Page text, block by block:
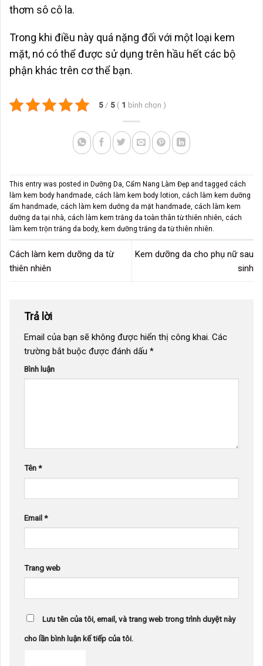
thơm sô cô la.
Trong khi điều này quá nặng đối với một loại kem
mặt, nó có thể được sử dụng trên hầu hết các bộ
phận khác trên cơ thể bạn.
5 / 5 ( 1 bình chọn )
This entry was posted in Dưỡng Da, Cẩm Nang Làm Đẹp and tagged cách
làm kem body handmade, cách làm kem body lotion, cách làm kem dưỡng
ẩm handmade, cách làm kem dưỡng da mặt handmade, cách làm kem
dưỡng da tại nhà, cách làm kem trắng da toàn thân từ thiên nhiên, cách
làm kem trộn trắng da body, kem dưỡng trắng da từ thiên nhiên.
Cách làm kem dưỡng da từ
thiên nhiên
Kem dưỡng da cho phụ nữ sau
sinh
Trả lời
Email của bạn sẽ không được hiển thị công khai. Các
trường bắt buộc được đánh dấu *
Bình luận
Tên*
Email*
Trang web
Lưu tên của tôi, email, và trang web trong trình duyệt này
cho lần bình luận kế tiếp của tôi.